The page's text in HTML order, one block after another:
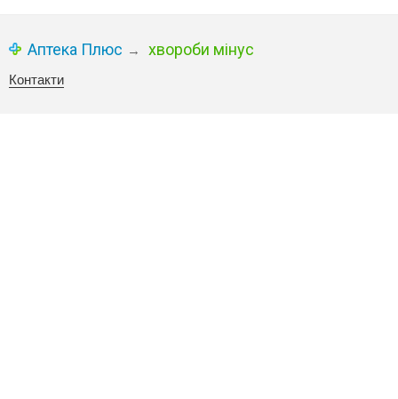
Аптека Плюс → хвороби мінус
Контакти